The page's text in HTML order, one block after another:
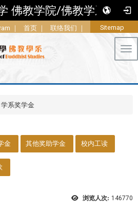
佛教学院/佛教学系
｜ 首页 ｜ 联络我们 ｜ Sitemap
学系奖学金
金 其他奖助学金 校内工读
浏览人次: 146770